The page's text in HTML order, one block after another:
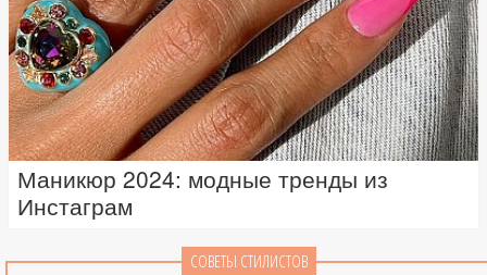
Маникюр 2024: модные тренды из
Инстаграм
СОВЕТЫ СТИЛИСТОВ